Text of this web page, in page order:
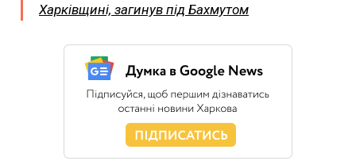
Харківщині, загинув під Бахмутом